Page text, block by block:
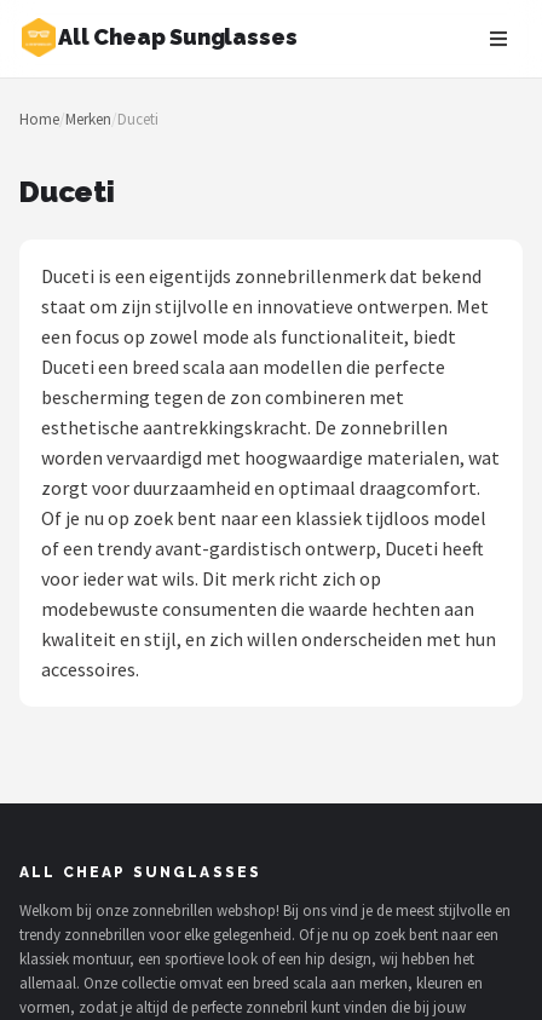
All Cheap Sunglasses
Zoeken
NAVIGATIE
Blog
Zonnebrillen
Baby zonnebrillen
Shop
POPULAIRE MERKEN
Polaroid
KIMU
Kingseven
Guess
Maesy
Home/Merken/Duceti
Duceti
Duceti is een eigentijds zonnebrillenmerk dat bekend
staat om zijn stijlvolle en innovatieve ontwerpen. Met
een focus op zowel mode als functionaliteit, biedt
Duceti een breed scala aan modellen die perfecte
bescherming tegen de zon combineren met
esthetische aantrekkingskracht. De zonnebrillen
worden vervaardigd met hoogwaardige materialen, wat
zorgt voor duurzaamheid en optimaal draagcomfort.
Of je nu op zoek bent naar een klassiek tijdloos model
of een trendy avant-gardistisch ontwerp, Duceti heeft
voor ieder wat wils. Dit merk richt zich op
modebewuste consumenten die waarde hechten aan
kwaliteit en stijl, en zich willen onderscheiden met hun
accessoires.
ALL CHEAP SUNGLASSES
Welkom bij onze zonnebrillen webshop! Bij ons vind je de meest stijlvolle en
trendy zonnebrillen voor elke gelegenheid. Of je nu op zoek bent naar een
klassiek montuur, een sportieve look of een hip design, wij hebben het
allemaal. Onze collectie omvat een breed scala aan merken, kleuren en
vormen, zodat je altijd de perfecte zonnebril kunt vinden die bij jouw